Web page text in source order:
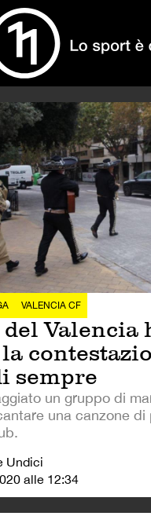
VALENCIA CF
Valencia
sempre
un gruppo di
una canzone
Undici
alle 12:34